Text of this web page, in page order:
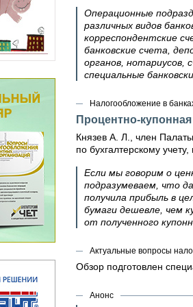
Операционные
различных видов
корреспондентские
банковские счета,
органов,
специальные
Налогообложение в
Процентно-
Князев А. Л., член
по бухгалтерскому
Если мы говорим о
подразумеваем, что
получила прибыль в
бумаги дешевле, чем
от полученного
Актуальные вопросы
Обзор подготовлен
Анонс